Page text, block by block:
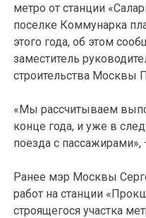
метро от станции
поселке Коммунарка
этого года, об этом
заместитель
строительства Москвы
«Мы рассчитываем
конце года, и уже в
поезда с пассажирами»,
Ранее мэр Москвы
работ на станции
строящегося участка